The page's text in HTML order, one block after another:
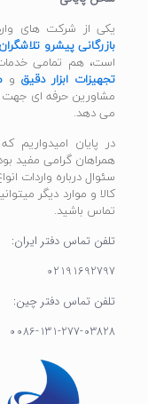
یکی از شرکت های
بازرگانی پیشرو تلاشگران
است، هم تمامی
تجهیزات ابزار دقیق و
مشاورین حرفه ای جهت
می دهد.
در پایان امیدواریم
همراهان گرامی مفید
سئوال درباره واردات
کالا و موارد دیگر
تماس باشید.
تلفن تماس دفتر ایران:
02191692797
تلفن تماس دفتر چین:
0086-131-277-03828